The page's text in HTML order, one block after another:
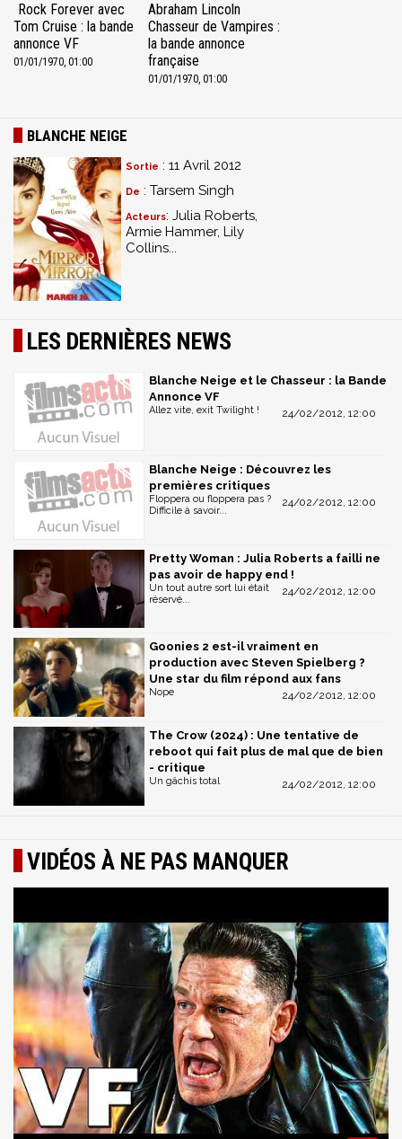
Rock Forever avec
Tom Cruise : la bande
annonce VF
01/01/1970, 01:00
Abraham Lincoln
Chasseur de Vampires :
la bande annonce
française
01/01/1970, 01:00
BLANCHE NEIGE
Sortie : 11 Avril 2012
De : Tarsem Singh
Acteurs: Julia Roberts,
Armie Hammer, Lily
Collins...
LES DERNIÈRES NEWS
Blanche Neige et le Chasseur : la Bande
Annonce VF
24/02/2012, 12:00
Allez vite, exit Twilight !
Blanche Neige : Découvrez les
premières critiques
24/02/2012, 12:00
Floppera ou floppera pas ?
Difficile à savoir...
Pretty Woman : Julia Roberts a failli ne
pas avoir de happy end !
24/02/2012, 12:00
Un tout autre sort lui était
réservé...
Goonies 2 est-il vraiment en
production avec Steven Spielberg ?
Une star du film répond aux fans
24/02/2012, 12:00
Nope
The Crow (2024) : Une tentative de
reboot qui fait plus de mal que de bien
- critique
24/02/2012, 12:00
Un gâchis total
VIDÉOS À NE PAS MANQUER